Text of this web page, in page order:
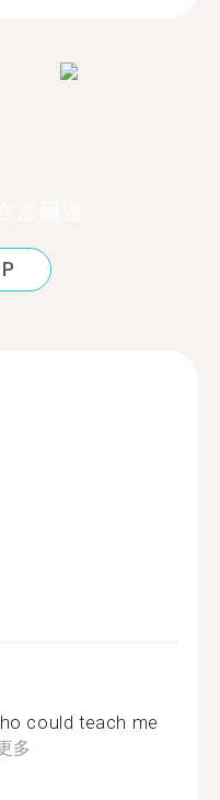
could teach me
多